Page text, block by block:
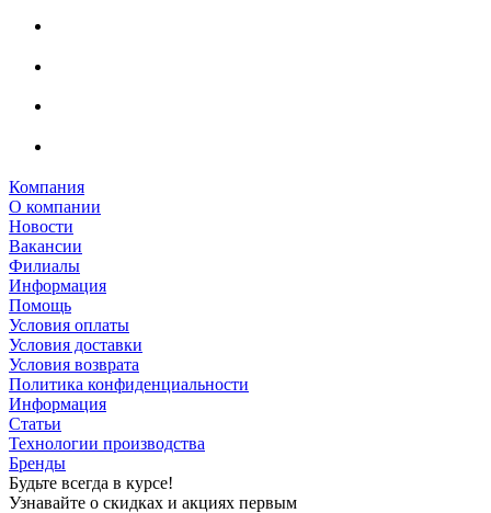
Компания
О компании
Новости
Вакансии
Филиалы
Информация
Помощь
Условия оплаты
Условия доставки
Условия возврата
Политика конфиденциальности
Информация
Статьи
Технологии производства
Бренды
Будьте всегда в курсе!
Узнавайте о скидках и акциях первым